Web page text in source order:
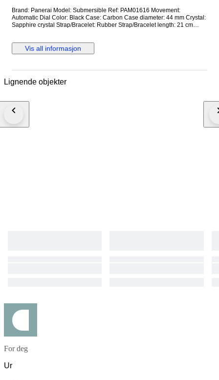
Brand: Panerai Model: Submersible Ref: PAM01616 Movement:
Automatic Dial Color: Black Case: Carbon Case diameter: 44 mm Crystal:
Sapphire crystal Strap/Bracelet: Rubber Strap/Bracelet length: 21 cm
**Optional shipping from Europe(EU) is available. Please contact seller
for details.
Vis all informasjon
Lignende objekter
For deg
Ur